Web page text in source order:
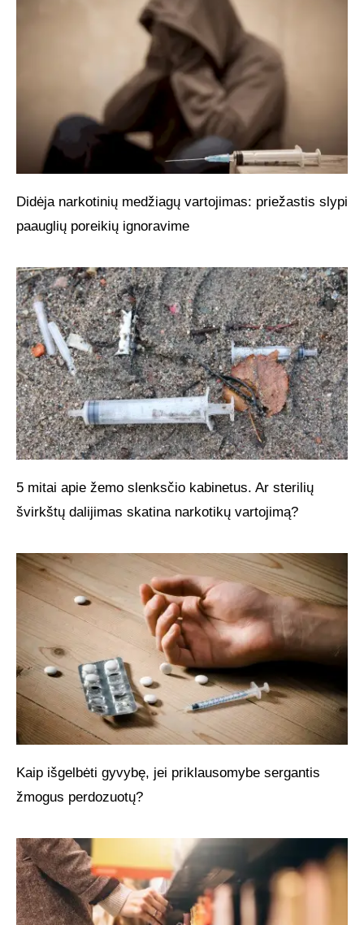
Didėja narkotinių medžiagų vartojimas: priežastis slypi
paauglių poreikių ignoravime
5 mitai apie žemo slenksčio kabinetus. Ar sterilių
švirkštų dalijimas skatina narkotikų vartojimą?
Kaip išgelbėti gyvybę, jei priklausomybe sergantis
žmogus perdozuotų?